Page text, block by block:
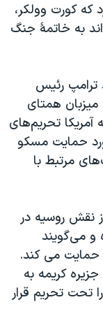
که کورت وولکر،
به خاتمۀ جنگ
ترامپ رئیس
همتای
آمریکا تحریم‌های
حمایت مسکو
مرتبط با
نقش روسیه در
و می‌گویند
حمایت می کند.
کریمه به
۱۳۹۲، مسکو را تحت تحریم قرار